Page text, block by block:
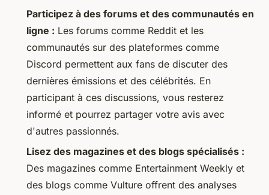
Participez à des forums et des communautés en
ligne : Les forums comme Reddit et les
communautés sur des plateformes comme
Discord permettent aux fans de discuter des
dernières émissions et des célébrités. En
participant à ces discussions, vous resterez
informé et pourrez partager votre avis avec
d'autres passionnés.
Lisez des magazines et des blogs spécialisés :
Des magazines comme Entertainment Weekly et
des blogs comme Vulture offrent des analyses